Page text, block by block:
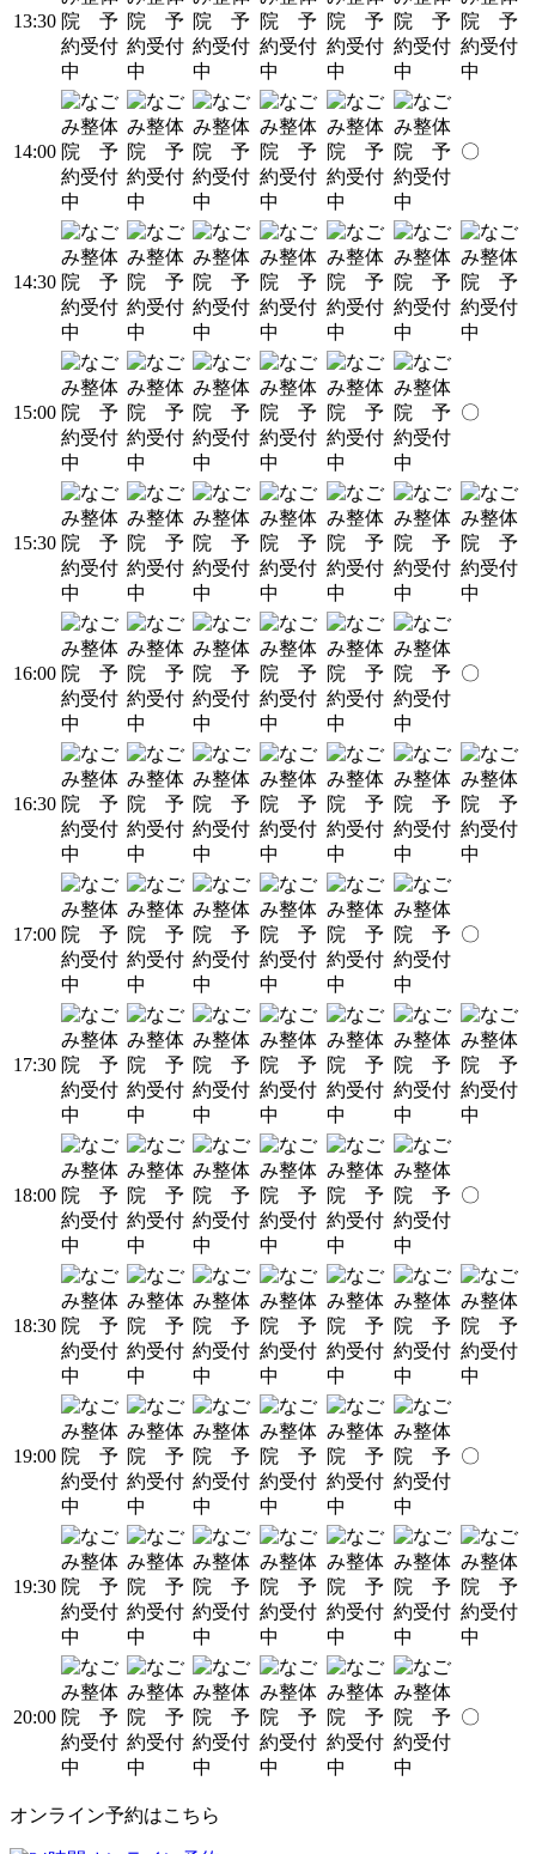
13:30
14:00 〇
14:30
15:00 〇
15:30
16:00 〇
16:30
17:00 〇
17:30
18:00 〇
18:30
19:00 〇
19:30
20:00 〇
オンライン予約はこちら